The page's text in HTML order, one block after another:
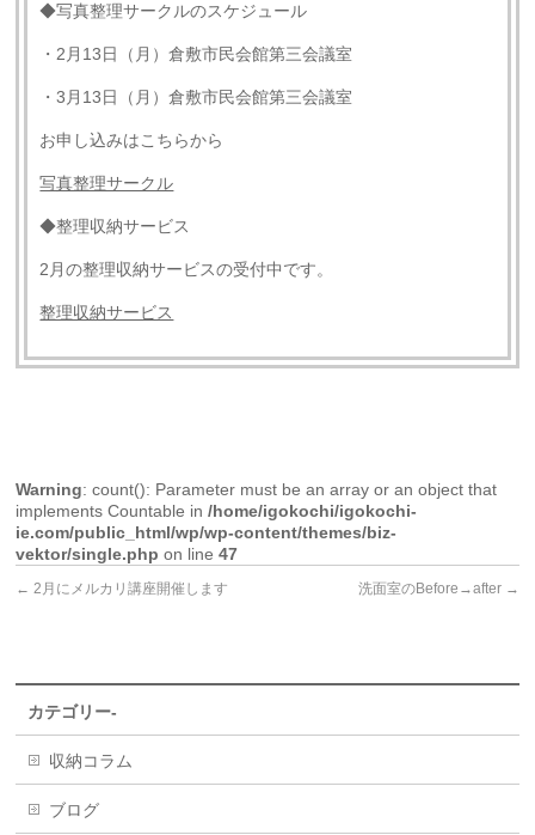
◆写真整理サークルのスケジュール
・2月13日（月）倉敷市民会館第三会議室
・3月13日（月）倉敷市民会館第三会議室
お申し込みはこちらから
写真整理サークル
◆整理収納サービス
2月の整理収納サービスの受付中です。
整理収納サービス
Warning: count(): Parameter must be an array or an object that
implements Countable in/home/igokochi/igokochi-
ie.com/public_html/wp/wp-content/themes/biz-
vektor/single.php on line47
← 2月にメルカリ講座開催します 洗面室のBefore→after →
カテゴリー-
収納コラム
ブログ